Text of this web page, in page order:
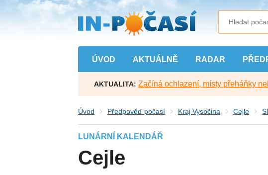
na
hlavní
obsah
ÚVOD AKTUÁLNĚ RADAR
AKTUALITA: Začíná ochlazení, místy přeháňky
Úvod Předpověď počasí Kraj Vysočina Cejle
LUNÁRNÍ KALENDÁŘ
Cejle